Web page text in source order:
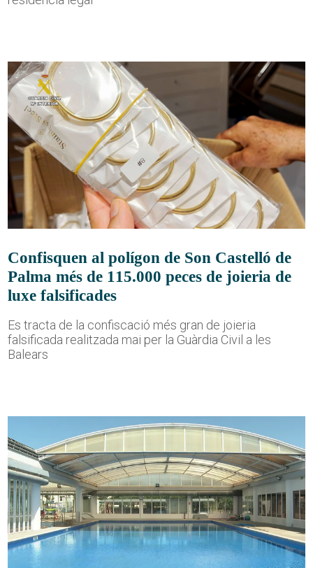
Confisquen al polígon de Son Castelló de
Palma més de 115.000 peces de joieria de
luxe falsificades
Es tracta de la confiscació més gran de joieria
falsificada realitzada mai per la Guàrdia Civil a les
Balears